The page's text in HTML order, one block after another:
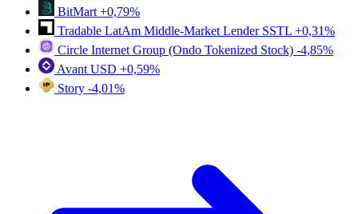
BitMart +0,79%
Tradable LatAm Middle-Market Lender SSTL +0,31%
Circle Internet Group (Ondo Tokenized Stock) -4,85%
Avant USD +0,59%
Story -4,01%